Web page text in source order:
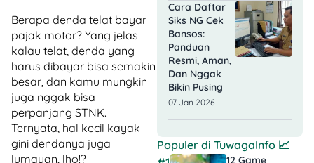
Berapa denda telat bayar
pajak motor? Yang jelas
kalau telat, denda yang
harus dibayar bisa semakin
besar, dan kamu mungkin
juga nggak bisa
perpanjang STNK.
Ternyata, hal kecil kayak
gini dendanya juga
lumayan, lho!?
Cara Daftar
Siks NG Cek
Bansos:
Panduan
Resmi, Aman,
Dan Nggak
Bikin Pusing
07 Jan 2026
Populer di TuwagaInfo 📈
12 Game